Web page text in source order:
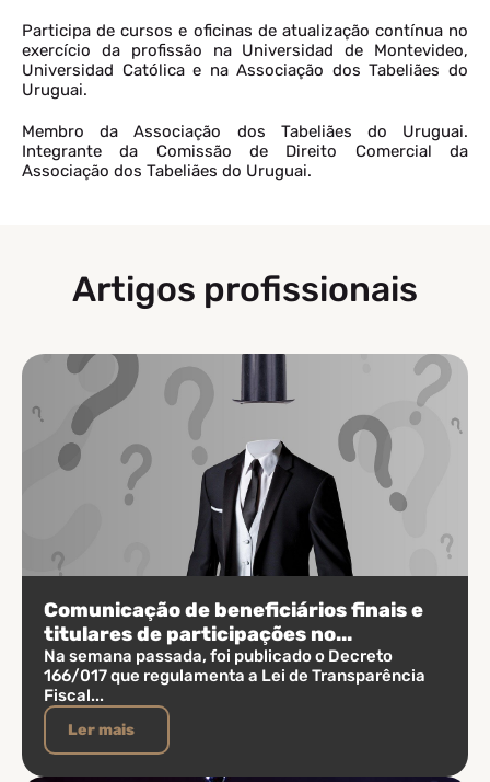
Participa de cursos e oficinas de atualização contínua no
exercício da profissão na Universidad de Montevideo,
Universidad Católica e na Associação dos Tabeliães do
Uruguai.
Membro da Associação dos Tabeliães do Uruguai.
Integrante da Comissão de Direito Comercial da
Associação dos Tabeliães do Uruguai.
Artigos profissionais
Comunicação de beneficiários finais e
titulares de participações no...
Na semana passada, foi publicado o Decreto
166/017 que regulamenta a Lei de Transparência
Fiscal...
Ler mais